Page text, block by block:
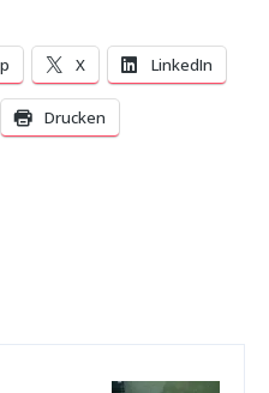
X LinkedIn
Drucken